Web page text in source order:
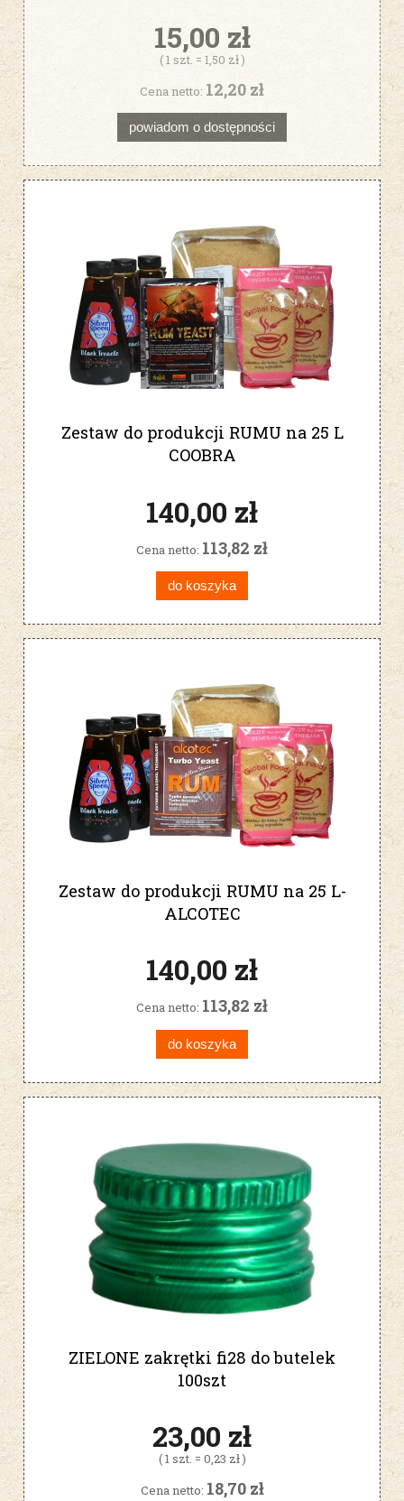
15,00 zł
( 1 szt. = 1,50 zł )
Cena netto: 12,20 zł
powiadom o dostępności
Zestaw do produkcji RUMU na 25 L
COOBRA
140,00 zł
Cena netto: 113,82 zł
do koszyka
Zestaw do produkcji RUMU na 25 L-
ALCOTEC
140,00 zł
Cena netto: 113,82 zł
do koszyka
ZIELONE zakrętki fi28 do butelek
100szt
23,00 zł
( 1 szt. = 0,23 zł )
Cena netto: 18,70 zł